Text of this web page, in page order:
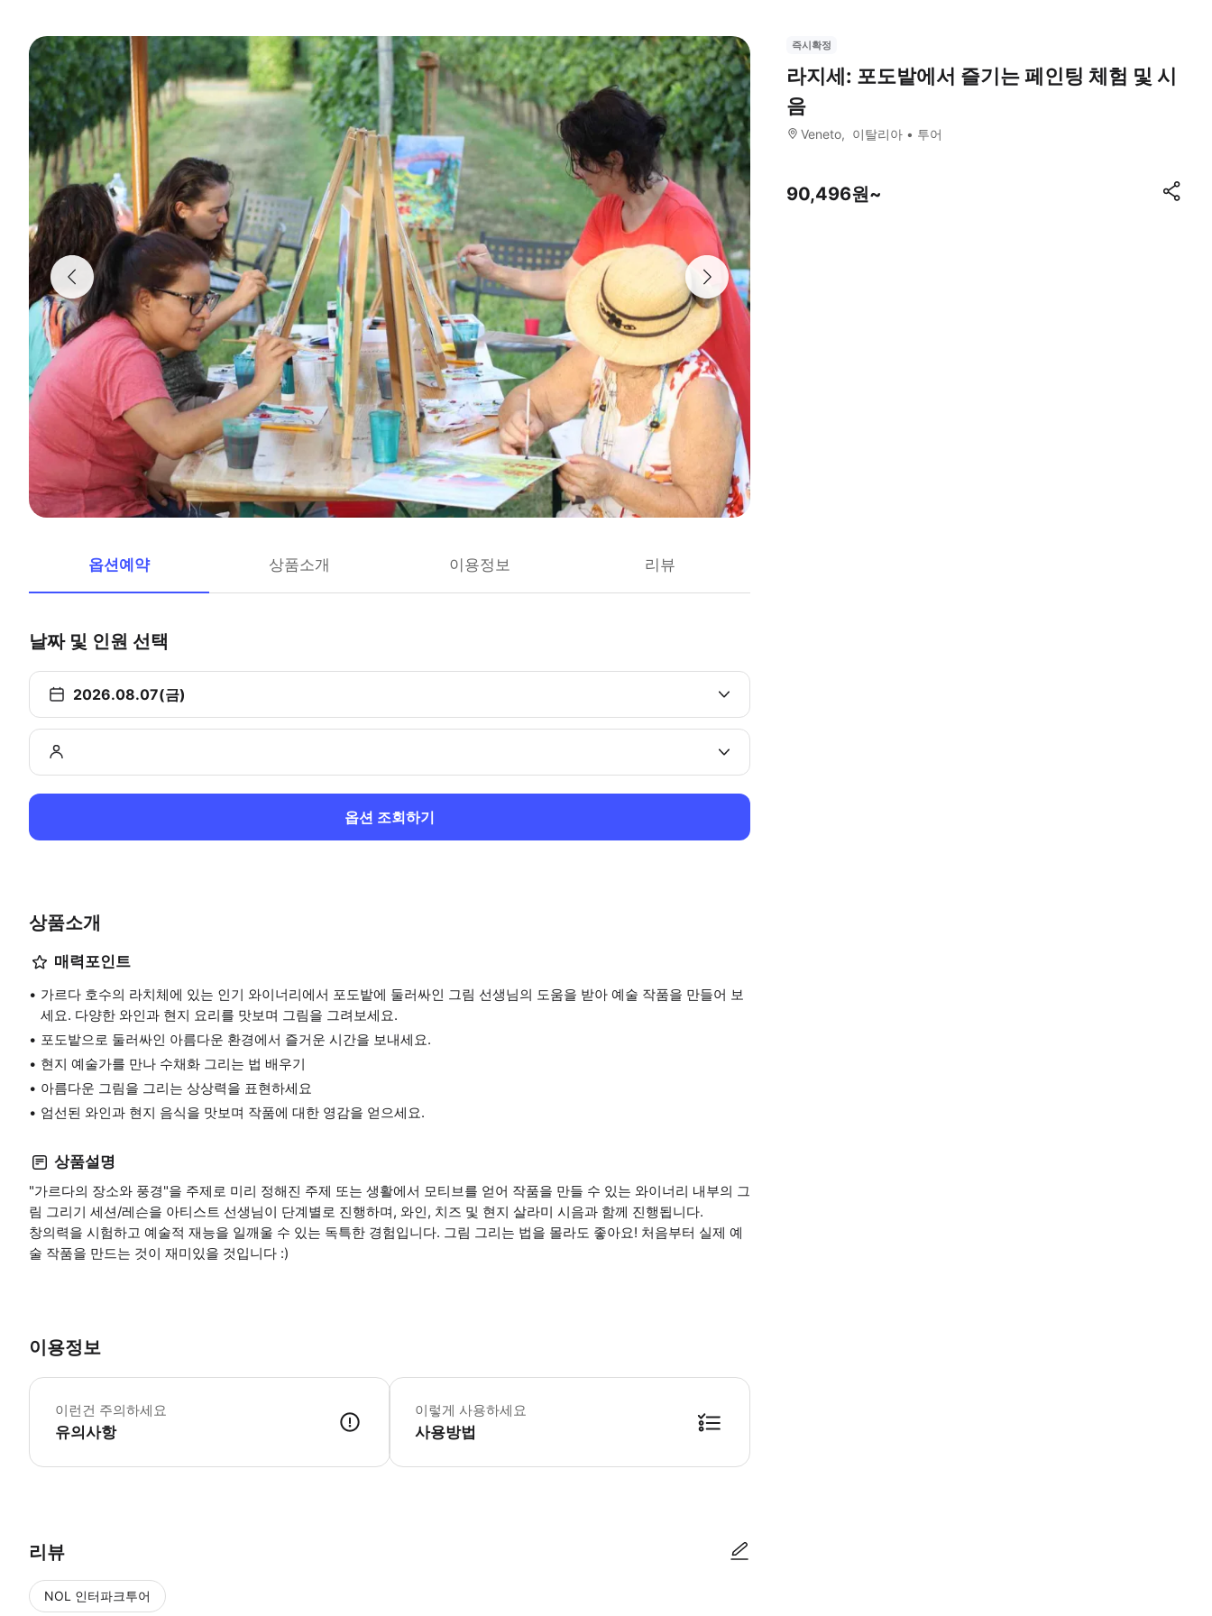
옵션예약 상품소개 이용정보 리뷰
날짜 및 인원 선택
2026.08.07(금)
옵션 조회하기
상품소개
매력포인트
가르다 호수의 라치체에 있는 인기 와이너리에서 포도밭에 둘러싸인 그림 선생님의 도움을 받아 예술 작품을 만들어 보
세요. 다양한 와인과 현지 요리를 맛보며 그림을 그려보세요.
포도밭으로 둘러싸인 아름다운 환경에서 즐거운 시간을 보내세요.
현지 예술가를 만나 수채화 그리는 법 배우기
아름다운 그림을 그리는 상상력을 표현하세요
엄선된 와인과 현지 음식을 맛보며 작품에 대한 영감을 얻으세요.
상품설명
"가르다의 장소와 풍경"을 주제로 미리 정해진 주제 또는 생활에서 모티브를 얻어 작품을 만들 수 있는 와이너리 내부의 그
림 그리기 세션/레슨을 아티스트 선생님이 단계별로 진행하며, 와인, 치즈 및 현지 살라미 시음과 함께 진행됩니다.
창의력을 시험하고 예술적 재능을 일깨울 수 있는 독특한 경험입니다. 그림 그리는 법을 몰라도 좋아요! 처음부터 실제 예
술 작품을 만드는 것이 재미있을 것입니다 :)
이용정보
이런건 주의하세요
유의사항
방문객은 허용되지 않습니다 만 15세 미만 어린이는 입장 불가 음식 과민증 또는 선호 사항이 있는 경우 알려주시기 바랍니다 그림 그리는 법을 알 필요는
이렇게 사용하세요
사용방법
리뷰
NOL 인터파크투어
즉시확정
라지세: 포도밭에서 즐기는 페인팅 체험 및 시
음
Veneto 이탈리아 투어
90,496원~